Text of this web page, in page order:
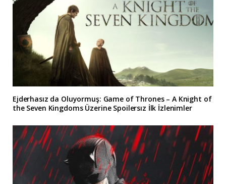
Ejderhasız da Oluyormuş: Game of Thrones – A Knight of
the Seven Kingdoms Üzerine Spoilersız İlk İzlenimler